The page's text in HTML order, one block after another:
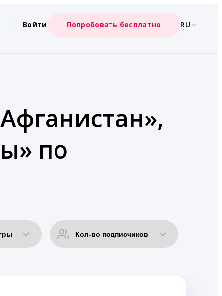
Войти Попробовать бесплатно RU
по